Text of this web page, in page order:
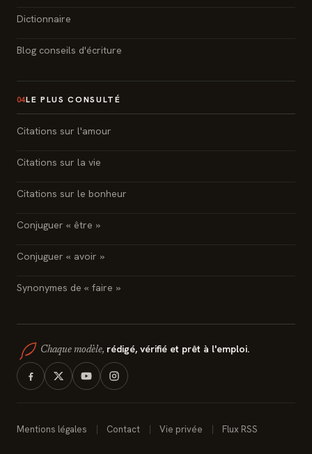
Dictionnaire
Blog conseils d'écriture
04LE PLUS CONSULTÉ
Citations sur l'amour
Citations sur la vie
Citations sur le bonheur
Conjuguer « être »
Conjuguer « avoir »
Synonymes de « faire »
Chaque modèle, rédigé, vérifié et prêt à l'emploi.
Mentions légales Contact Vie privée Flux RSS